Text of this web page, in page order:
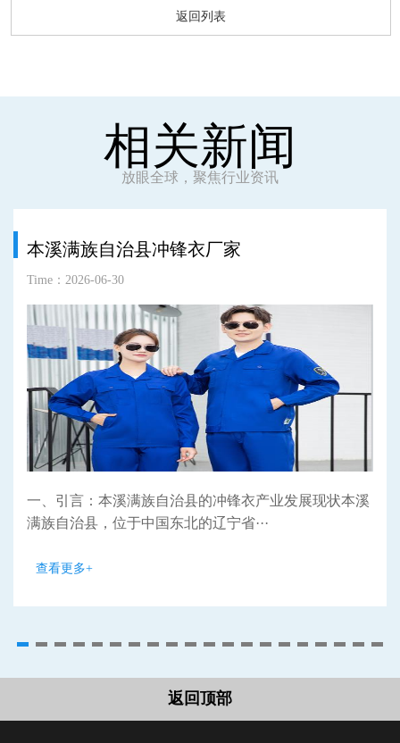
返回列表
相关新闻
放眼全球，聚焦行业资讯
本溪满族自治县冲锋衣厂家
Time：2026-06-30
一、引言：本溪满族自治县的冲锋衣产业发展现状本溪
满族自治县，位于中国东北的辽宁省···
查看更多+
返回顶部